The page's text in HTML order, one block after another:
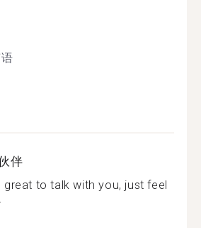
伴
great to talk with you, just feel